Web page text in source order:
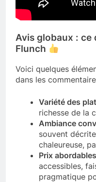
Avis globaux : ce
Flunch
Voici quelques
dans les
Variété des
richesse de la
Ambiance
souvent
chaleureuse,
Prix abordables
accessibles,
pragmatique